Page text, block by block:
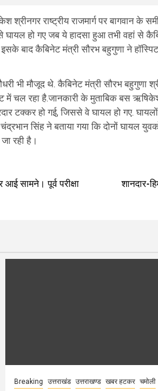
राष्ट्रीय राजमार्ग पर बागवान के
घायल हो गए जब ये हादसा हुआ तभी वहां से
बाद कैबिनेट मंत्री सौरभ बहुगुणा ने
भी मौजूद थे. कैबिनेट मंत्री सौरभ बहुगुणा
में चल रहा है.जानकारी के मुताबिक बस
टक्कर हो गई, जिससे वे घायल हो गए.
सिंह ने बताया गया कि दोनों घायल
रही है।
सामने। पूर्व परीक्षा
शानदार-
Breaking उत्तराखंड उत्तराखण्ड खबर हटकर चमोली